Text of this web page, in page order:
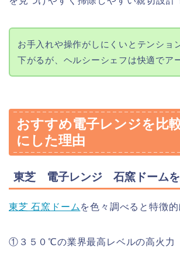
お手入れや操作がしにくいとテンショ
下がるが、ヘルシーシェフは快適でア
おすすめ電子レンジを比
にした理由
東芝 電子レンジ 石窯ドームを
東芝 石窯ドーム を色々調べると特徴的
①３５０℃の業界最高レベルの高火力